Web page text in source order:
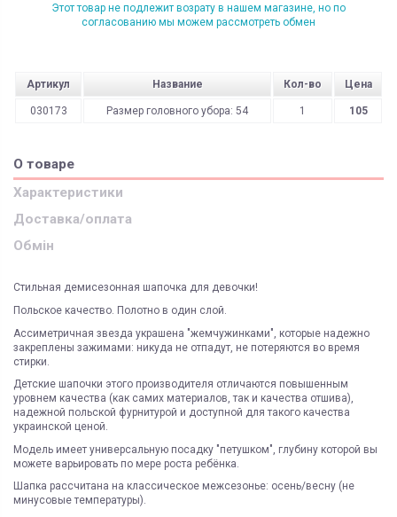
Этот товар не подлежит возрату в нашем магазине, но по
согласованию мы можем рассмотреть обмен
Артикул Название Кол-во Цена
030173 Размер головного убора: 54 1 105
О товаре
Характеристики
Доставка/оплата
Обмін
Стильная демисезонная шапочка для девочки!
Польское качество. Полотно в один слой.
Ассиметричная звезда украшена "жемчужинками", которые надежно
закреплены зажимами: никуда не отпадут, не потеряются во время
стирки.
Детские шапочки этого производителя отличаются повышенным
уровнем качества (как самих материалов, так и качества отшива),
надежной польской фурнитурой и доступной для такого качества
украинской ценой.
Модель имеет универсальную посадку "петушком", глубину которой вы
можете варьировать по мере роста ребёнка.
Шапка рассчитана на классическое межсезонье: осень/весну (не
минусовые температуры).